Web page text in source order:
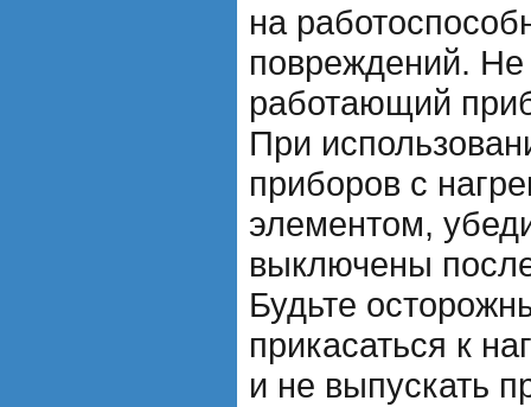
на
повреждений. Не
работающий
При
приборов с
элементом,
выключены
Будьте
прикасаться к
и не выпускать